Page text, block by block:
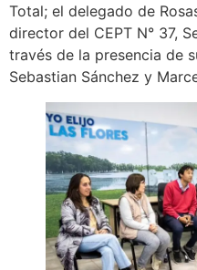
Total; el delegado de
director del CEPT N° 37,
través de la presencia de
Sebastian Sánchez y